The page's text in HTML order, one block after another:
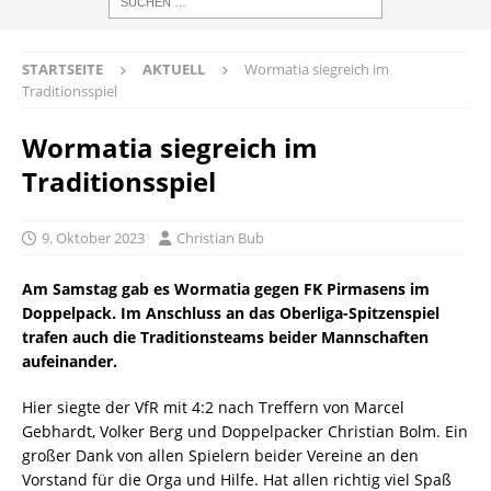
STARTSEITE AKTUELL
Wormatia siegreich im
Traditionsspiel
Wormatia siegreich im
Traditionsspiel
9. Oktober 2023 Christian Bub
Am Samstag gab es Wormatia gegen FK Pirmasens im
Doppelpack. Im Anschluss an das Oberliga-Spitzenspiel
trafen auch die Traditionsteams beider Mannschaften
aufeinander.
Hier siegte der VfR mit 4:2 nach Treffern von Marcel
Gebhardt, Volker Berg und Doppelpacker Christian Bolm. Ein
großer Dank von allen Spielern beider Vereine an den
Vorstand für die Orga und Hilfe. Hat allen richtig viel Spaß